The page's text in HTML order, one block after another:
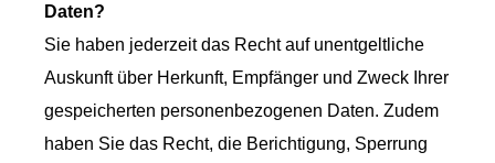
Daten?
Sie haben jederzeit das Recht auf unentgeltliche
Auskunft über Herkunft, Empfänger und Zweck Ihrer
gespeicherten personenbezogenen Daten. Zudem
haben Sie das Recht, die Berichtigung, Sperrung